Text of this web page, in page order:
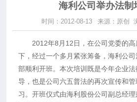
海利公司举办法制
时间：2012-08-13 来源：原创
2012年8月12日，在公司党委的高
下，经过一个多月紧张筹备，海利公
部顺利开班。本次培训既是今年企业
导，也是公司六五普法的再次宣传和
习。开班仪式由海利股份公司副总经